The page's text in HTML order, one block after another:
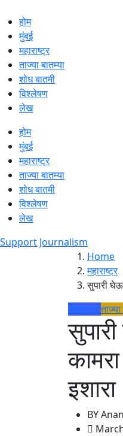
होम
मुंबई
महाराष्ट्र
ताज्या बातम्या
शोध बातमी
विश्लेषण
लेख
होम
मुंबई
महाराष्ट्र
ताज्या बातम्या
शोध बातमी
विश्लेषण
लेख
Support Journalism
Home
महाराष्ट्र
सुपारी
महाराष्ट्र
इशारा
BY